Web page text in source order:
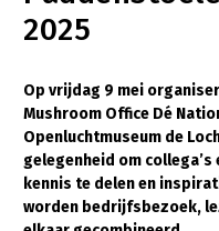
Mooi groen
Sterk
Transitiepaden
Thema’s
Gezonde planten
Gezonde dieren
2025
Op vrijdag 9 mei
Mushroom Office Dé
Openluchtmuseum de
gelegenheid om
kennis te delen en
worden bedrijfsbezoek,